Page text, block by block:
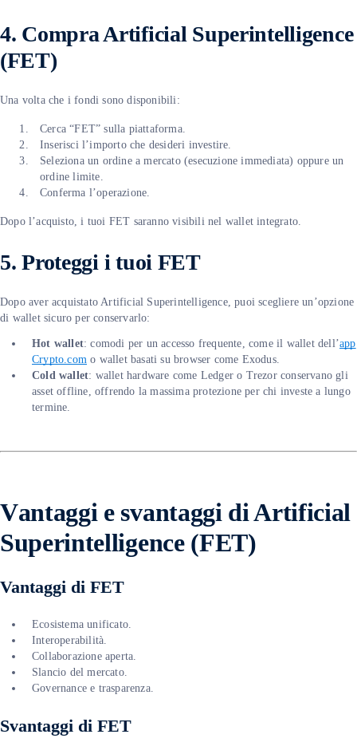
4. Compra Artificial Superintelligence
(FET)
Una volta che i fondi sono disponibili:
Cerca “FET” sulla piattaforma.
Inserisci l’importo che desideri investire.
Seleziona un ordine a mercato (esecuzione immediata) oppure un
ordine limite.
Conferma l’operazione.
Dopo l’acquisto, i tuoi FET saranno visibili nel wallet integrato.
5. Proteggi i tuoi FET
Dopo aver acquistato Artificial Superintelligence, puoi scegliere un’opzione
di wallet sicuro per conservarlo:
Hot wallet: comodi per un accesso frequente, come il wallet dell’app
Crypto.com o wallet basati su browser come Exodus.
Cold wallet: wallet hardware come Ledger o Trezor conservano gli
asset offline, offrendo la massima protezione per chi investe a lungo
termine.
Vantaggi e svantaggi di Artificial
Superintelligence (FET)
Vantaggi di FET
Ecosistema unificato.
Interoperabilità.
Collaborazione aperta.
Slancio del mercato.
Governance e trasparenza.
Svantaggi di FET